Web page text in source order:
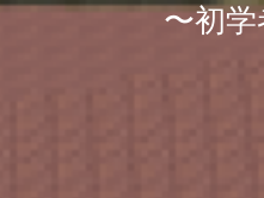
〜初